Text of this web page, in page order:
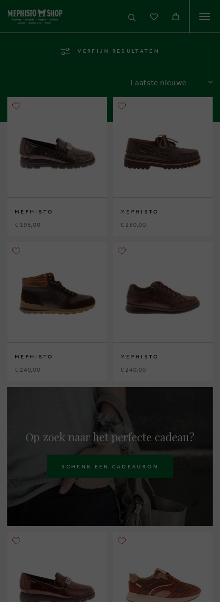
VERFIJN RESULTATEN
SORTEREN
MEPHISTO
€ 195,00
MEPHISTO
€ 230,00
MEPHISTO
€ 240,00
MEPHISTO
€ 240,00
Op zoek naar het perfecte cadeau?
SCHENK EEN CADEAUBON